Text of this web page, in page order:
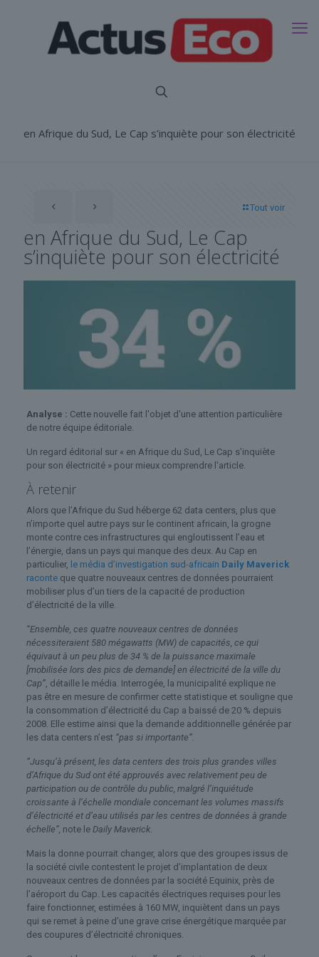
en Afrique du Sud, Le Cap s’inquiète pour son électricité
Tout voir
en Afrique du Sud, Le Cap
s’inquiète pour son électricité
Analyse : Cette nouvelle fait l'objet d'une attention particulière
de notre équipe éditoriale.
Un regard éditorial sur « en Afrique du Sud, Le Cap s’inquiète
pour son électricité » pour mieux comprendre l'article.
À retenir
Alors que l’Afrique du Sud héberge 62 data centers, plus que
n’importe quel autre pays sur le continent africain, la grogne
monte contre ces infrastructures qui engloutissent l’eau et
l’énergie, dans un pays qui manque des deux. Au Cap en
particulier, le média d’investigation sud-africain Daily Maverick
raconteque quatre nouveaux centres de données pourraient
mobiliser plus d’un tiers de la capacité de production
d’électricité de la ville.
“Ensemble, ces quatre nouveaux centres de données
nécessiteraient 580 mégawatts (MW) de capacités, ce qui
équivaut à un peu plus de 34 % de la puissance maximale
[mobilisée lors des pics de demande] en électricité de la ville du
Cap”, détaille le média. Interrogée, la municipalité explique ne
pas être en mesure de confirmer cette statistique et souligne que
la consommation d’électricité du Cap a baissé de 20 % depuis
2008. Elle estime ainsi que la demande additionnelle générée par
les data centers n’est “pas si importante”.
“Jusqu’à présent, les data centers des trois plus grandes villes
d’Afrique du Sud ont été approuvés avec relativement peu de
participation ou de contrôle du public, malgré l’inquiétude
croissante à l’échelle mondiale concernant les volumes massifs
d’électricité et d’eau utilisés par les centres de données à grande
échelle”, note le Daily Maverick.
Mais la donne pourrait changer, alors que des groupes issus de
la société civile contestent le projet d’implantation de deux
nouveaux centres de données par la société Equinix, près de
l’aéroport du Cap. Les capacités électriques requises pour les
faire fonctionner, estimées à 160 MW, inquiètent dans un pays
qui se remet à peine d’une grave crise énergétique marquée par
des coupures d’électricité chroniques.